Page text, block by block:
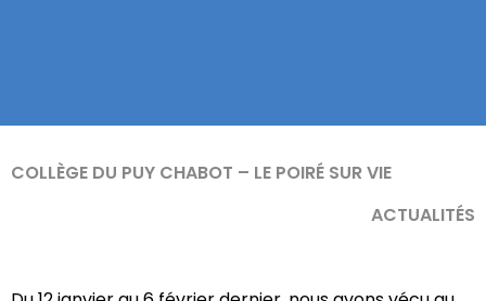
COLLÈGE DU PUY CHABOT – LE POIRÉ SUR VIE
ACTUALITÉS